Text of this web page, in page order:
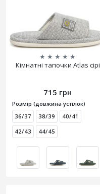
★ ★ ★ ★ ★
Кімнатні тапочки Atlas сірі
715 грн
Розмір (довжина устілок)
36/37
38/39
40/41
42/43
44/45